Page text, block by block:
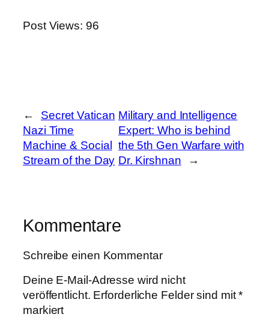
Post Views: 96
←
Secret Vatican
Nazi Time
Machine & Social
Stream of the Day
Military and Intelligence
Expert: Who is behind
the 5th Gen Warfare with
Dr. Kirshnan
→
Kommentare
Schreibe einen Kommentar
Deine E-Mail-Adresse wird nicht
veröffentlicht. Erforderliche Felder sind mit*
markiert